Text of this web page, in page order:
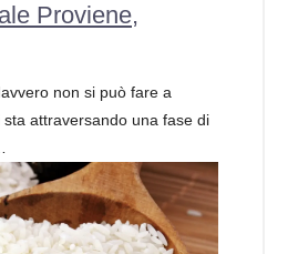
Proviene,
non si può fare a
attraversando una fase di